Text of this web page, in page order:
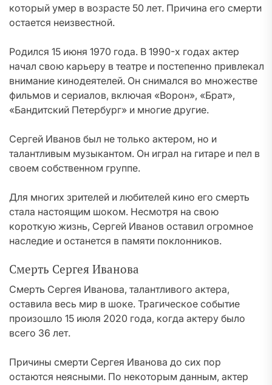
который умер в возрасте 50 лет. Причина его смерти
остается неизвестной.
Родился 15 июня 1970 года. В 1990-х годах актер
начал свою карьеру в театре и постепенно привлекал
внимание кинодеятелей. Он снимался во множестве
фильмов и сериалов, включая «Ворон», «Брат»,
«Бандитский Петербург» и многие другие.
Сергей Иванов был не только актером, но и
талантливым музыкантом. Он играл на гитаре и пел в
своем собственном группе.
Для многих зрителей и любителей кино его смерть
стала настоящим шоком. Несмотря на свою
короткую жизнь, Сергей Иванов оставил огромное
наследие и останется в памяти поклонников.
Смерть Сергея Иванова
Смерть Сергея Иванова, талантливого актера,
оставила весь мир в шоке. Трагическое событие
произошло 15 июля 2020 года, когда актеру было
всего 36 лет.
Причины смерти Сергея Иванова до сих пор
остаются неясными. По некоторым данным, актер